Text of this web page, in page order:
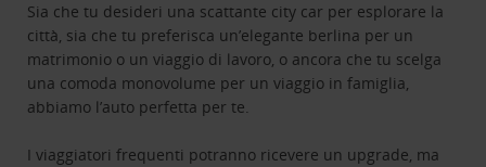
Sia che tu desideri una scattante city car per esplorare la
città, sia che tu preferisca un’elegante berlina per un
matrimonio o un viaggio di lavoro, o ancora che tu scelga
una comoda monovolume per un viaggio in famiglia,
abbiamo l’auto perfetta per te.
I viaggiatori frequenti potranno ricevere un upgrade, ma